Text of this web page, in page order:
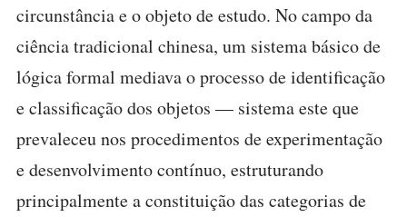
circunstância e o objeto de estudo. No campo da
ciência tradicional chinesa, um sistema básico de
lógica formal mediava o processo de identificação
e classificação dos objetos — sistema este que
prevaleceu nos procedimentos de experimentação
e desenvolvimento contínuo, estruturando
principalmente a constituição das categorias de